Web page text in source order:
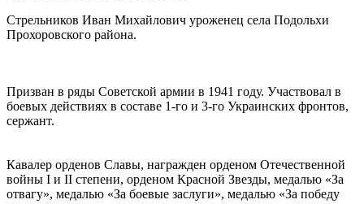
Стрельников Иван Михайлович уроженец села Подольхи
Прохоровского района.
Призван в ряды Советской армии в 1941 году. Участвовал в
боевых действиях в составе 1-го и 3-го Украинских фронтов,
сержант.
Кавалер орденов Славы, награжден орденом Отечественной
войны I и II степени, орденом Красной Звезды, медалью «За
отвагу», медалью «За боевые заслуги», медалью «За победу